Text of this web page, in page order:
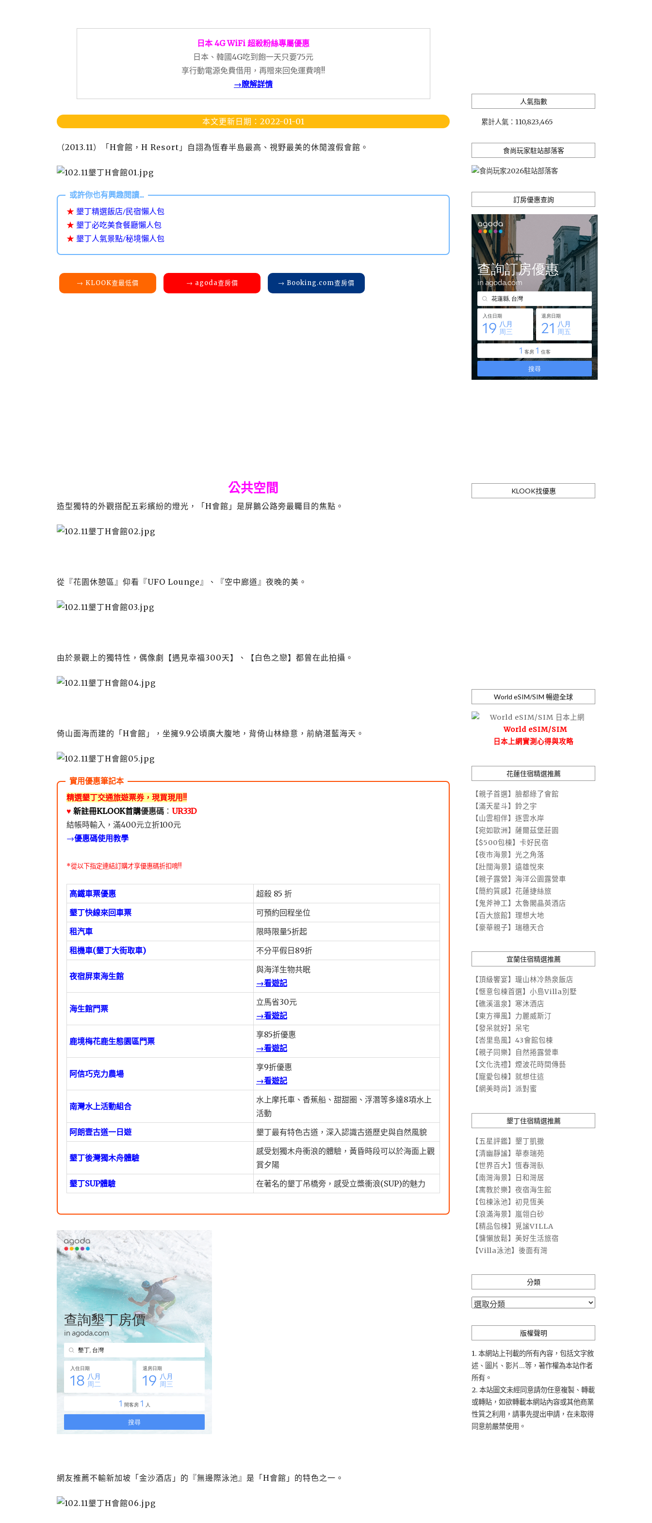
日本 4G WiFi 超殺粉絲專屬優惠
日本、韓國4G吃到飽一天只要75元
享行動電源免費借用，再贈來回免運費唷!!
→瞭解詳情
本文更新日期：2022-01-01
（2013.11）「H會館， H Resort 」自詡為恆春半島最高、視野最美的休閒渡假會館。
★ 墾丁精選飯店/民宿懶人包
★ 墾丁必吃美食餐廳懶人包
★ 墾丁人氣景點/秘境懶人包
→ KLOOK查最低價 → agoda查房價 → Booking.com查房價
公共空間
造型獨特的外觀搭配五彩繽紛的燈光，「H會館」是屏鵝公路旁最矚目的焦點。
從『花園休憩區』仰看『UFO Lounge』、『空中廊道』夜晚的美。
由於景觀上的獨特性，偶像劇【遇見幸福300天】、【白色之戀】都曾在此拍攝。
倚山面海而建的「H會館」，坐擁9.9公頃廣大腹地，背倚山林綠意，前納湛藍海天。
精選墾丁交通旅遊票券，現買現用!!
♥️ 新註冊KLOOK首購優惠碼 ： UR33D
結帳時輸入，滿400元立折100元
→優惠碼使用教學
*從以下指定連結訂購才享優惠碼折扣唷!!
高鐵車票優惠 超殺 85 折
墾丁快線來回車票
可預約回程坐位
租汽車
限時限量5折起
租機車(墾丁大街取車)
不分平假日89折
夜宿屏東海生館
與海洋生物共眠
→看遊記
海生館門票
立馬省30元
→看遊記
鹿境梅花鹿生態園區門票
享85折優惠
→看遊記
阿信巧克力農場
享9折優惠
→看遊記
南灣水上活動組合
水上摩托車、香蕉船、甜甜圈、浮潛等多達8項水上
活動
阿朗壹古道一日遊
墾丁最有特色古道，深入認識古道歷史與自然風貌
墾丁後灣獨木舟體驗
感受划獨木舟衝浪的體驗，黃昏時段可以於海面上觀
賞夕陽
墾丁SUP體驗
在著名的墾丁吊橋旁，感受立槳衝浪(SUP)的魅力
網友推薦不輸新加坡「金沙酒店」的『無邊際泳池』是「H會館」的特色之一。
人氣指數
累計人氣： 110,823,465
食尚玩家駐站部落客
訂房優惠查詢
KLOOK找優惠
World eSIM/SIM 暢遊全球
World eSIM/SIM
日本上網實測心得與攻略
花蓮住宿精選推薦
【親子首選】臉都綠了會館
【滿天星斗】鈴之宇
【山雲相伴】逐雲水岸
【宛如歐洲】薩爾茲堡莊園
【$500包棟】卡好民宿
【夜市海景】光之角落
【壯闊海景】遠雄悅來
【親子露營】海洋公園露營車
【簡約質感】花蓮捷絲旅
【鬼斧神工】太魯閣晶英酒店
【百大旅館】理想大地
【豪華親子】瑞穗天合
宜蘭住宿精選推薦
【頂級饗宴】瓏山林冷熱泉飯店
【愜意包棟首選】小島Villa別墅
【礁溪溫泉】寒沐酒店
【東方禪風】力麗威斯汀
【發呆就好】呆宅
【峇里島風】43會館包棟
【親子同樂】自然捲露營車
【文化洗禮】煙波花時間傳藝
【寵愛包棟】就想住這
【網美時尚】派對蜜
墾丁住宿精選推薦
【五星評鑑】墾丁凱撒
【清幽靜謐】華泰瑞苑
【世界百大】恆春灣臥
【南灣海景】日和灣居
【寓教於樂】夜宿海生館
【包棟泳池】初見恆美
【浪滿海景】嵐翎白砂
【精品包棟】覓謐VILLA
【慵懶放鬆】美好生活旅宿
【Villa泳池】後面有灣
分類
分
版權聲明
1. 本網站上刊載的所有內容，包括文字敘
述、圖片、影片...等，著作權為本站作者
所有。
2. 本站圖文未經同意請勿任意複製、轉載
或轉貼，如欲轉載本網站內容或其他商業
性質之利用，請事先提出申請，在未取得
同意前嚴禁使用。